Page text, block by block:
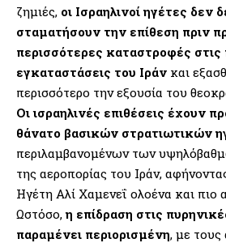
ζημιές, οι Ισραηλινοί ηγέτες δεν
σταματήσουν την επίθεση πριν
περισσότερες καταστροφές
εγκαταστάσεις του Ιράν και
περισσότερο την εξουσία του
Οι ισραηλινές επιθέσεις έχουν
θάνατο βασικών στρατιωτικών
περιλαμβανομένων των
της αεροπορίας του Ιράν,
Ηγέτη Αλί Χαμενεΐ ολοένα και
Ωστόσο,η επίδραση στις
παραμένει περιορισμένη, με τους